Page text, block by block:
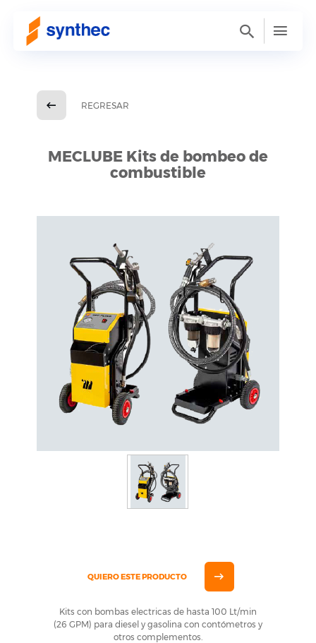
REGRESAR
MECLUBE Kits de bombeo de
combustible
QUIERO ESTE PRODUCTO
Kits con bombas electricas de hasta 100 Lt/min
(26 GPM) para diesel y gasolina con contómetros y
otros complementos.